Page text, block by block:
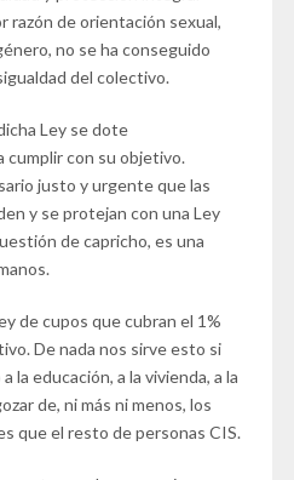
razón de orientación sexual,
no se ha conseguido
del colectivo.
Ley se dote
con su objetivo.
justo y urgente que las
y se protejan con una Ley
de capricho, es una
de cupos que cubran el 1%
De nada nos sirve esto si
la educación, a la vivienda, a la
de, ni más ni menos, los
que el resto de personas CIS.